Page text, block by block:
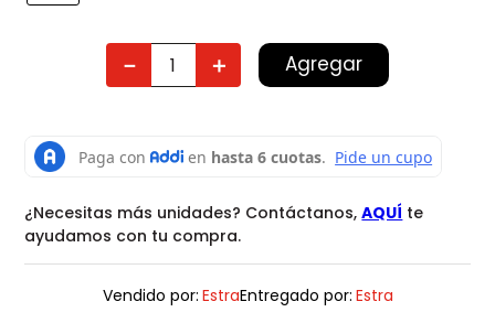
＋
－ Agregar
¿Necesitas más unidades? Contáctanos,AQUÍ te
ayudamos con tu compra.
Vendido por: EstraEntregado por: Estra